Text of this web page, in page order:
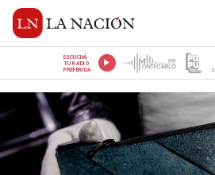
ESCUCHÁ
TU RADIO
PREFERIDA